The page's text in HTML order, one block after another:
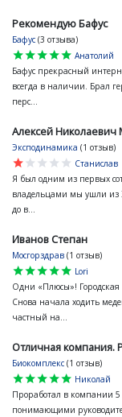
Рекомендую Бафус
Бафус (3 отзыва)
star
star
star
star
star
Анатолий
Бафус прекрасный
всегда в наличии. Брал
перс...
Алексей Николаевич
Эксподинамика (1 отзыв)
star
star
star
star
star
Станислав
Я был одним из первых
владельцами мы ушли из
до в...
Иванов Степан
Мосгорздрав (1 отзыв)
star
star
star
star
star
Lori
Одни «Плюсы»!
Снова начала ходить
частный на...
Отличная компания.
Биокомплекс (1 отзыв)
star
star
star
star
star
Николай
Проработал в компании 5
понимающими